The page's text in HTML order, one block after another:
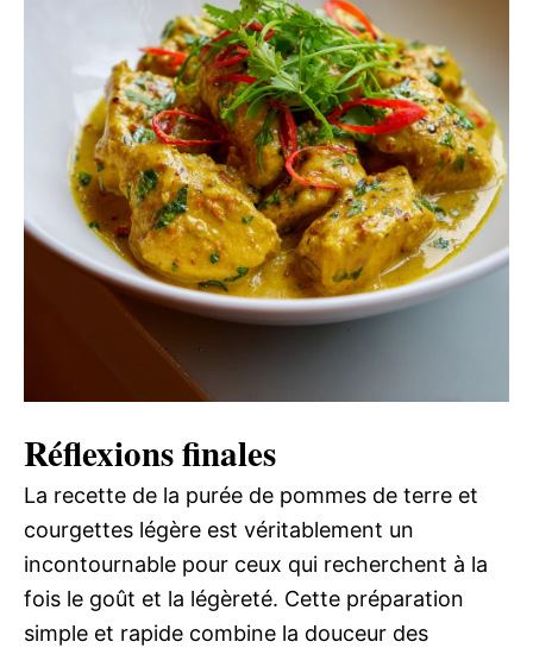
Réflexions finales
La recette de la purée de pommes de terre et
courgettes légère est véritablement un
incontournable pour ceux qui recherchent à la
fois le goût et la légèreté. Cette préparation
simple et rapide combine la douceur des